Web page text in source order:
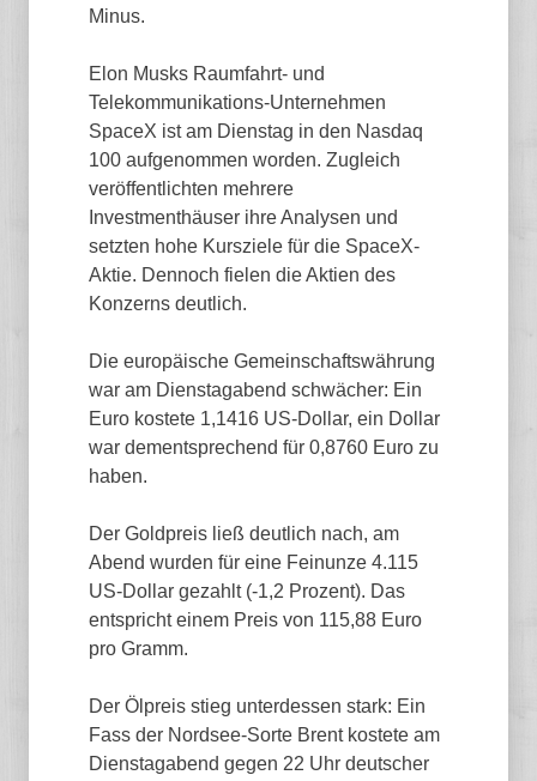
Minus.
Elon Musks Raumfahrt- und
Telekommunikations-Unternehmen
SpaceX ist am Dienstag in den Nasdaq
100 aufgenommen worden. Zugleich
veröffentlichten mehrere
Investmenthäuser ihre Analysen und
setzten hohe Kursziele für die SpaceX-
Aktie. Dennoch fielen die Aktien des
Konzerns deutlich.
Die europäische Gemeinschaftswährung
war am Dienstagabend schwächer: Ein
Euro kostete 1,1416 US-Dollar, ein Dollar
war dementsprechend für 0,8760 Euro zu
haben.
Der Goldpreis ließ deutlich nach, am
Abend wurden für eine Feinunze 4.115
US-Dollar gezahlt (-1,2 Prozent). Das
entspricht einem Preis von 115,88 Euro
pro Gramm.
Der Ölpreis stieg unterdessen stark: Ein
Fass der Nordsee-Sorte Brent kostete am
Dienstagabend gegen 22 Uhr deutscher